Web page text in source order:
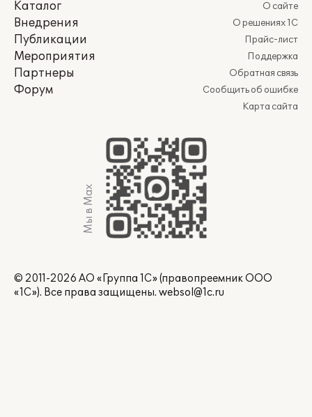
Каталог
Внедрения
Публикации
Мероприятия
Партнеры
Форум
О сайте
О решениях 1С
Прайс-лист
Поддержка
Обратная связь
Сообщить об ошибке
Карта сайта
Мы в Max
© 2011-2026 АО «Группа 1С» (правопреемник ООО
«1С»). Все права защищены. websol@1c.ru